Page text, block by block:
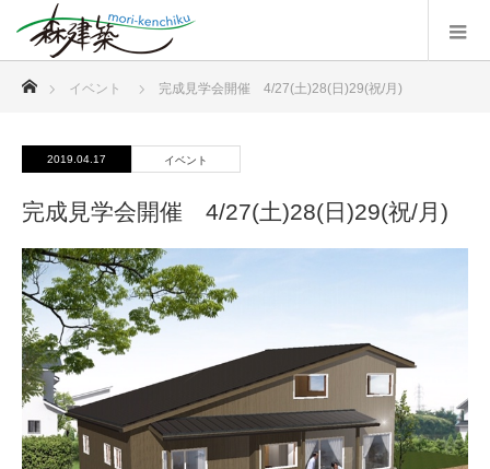
イベント 完成見学会開催 4/27(土)28(日)29(祝/月)
2019.04.17 イベント
完成見学会開催 4/27(土)28(日)29(祝/月)